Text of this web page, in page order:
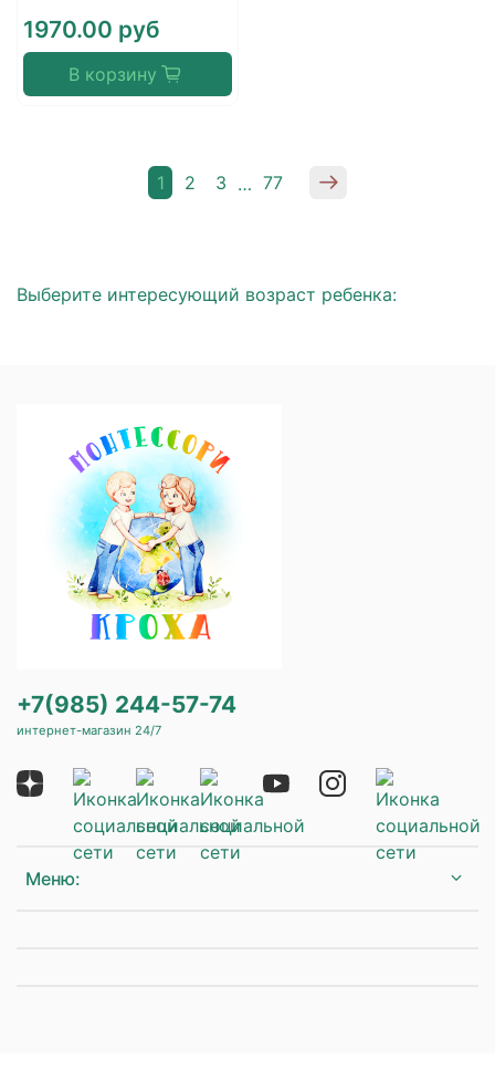
1970.00 руб
В корзину
1 2 3 … 77
Выберите интересующий возраст ребенка:
Меню:
+7(985) 244-57-74
интернет-магазин 24/7